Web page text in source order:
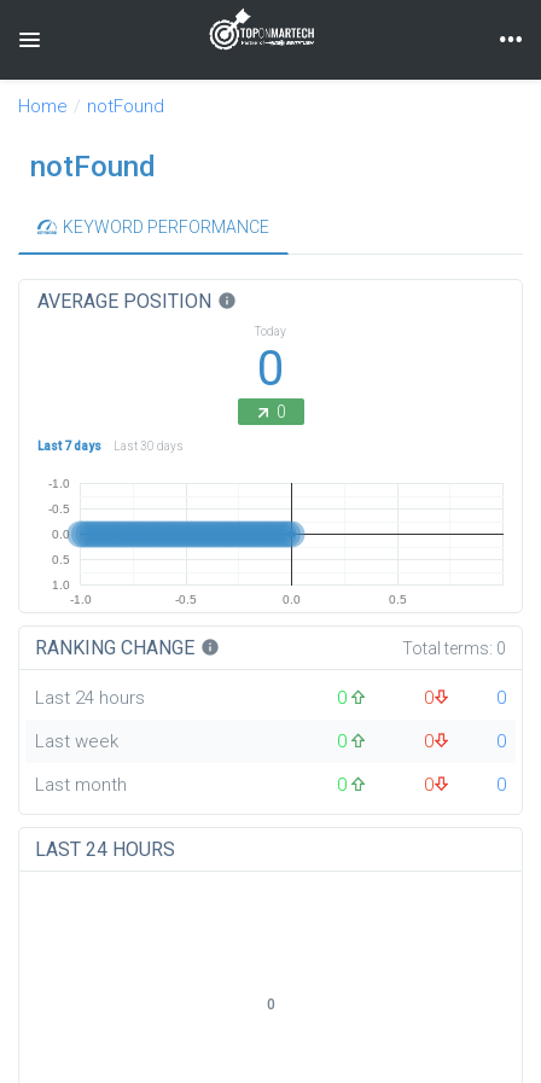
Toggle navigation
Home notFound
notFound
KEYWORD PERFORMANCE
AVERAGE POSITION info
Today
0
0
Last 7 days Last 30 days
-1.0 -0.5 0.0 0.5
-1.0
-0.5
0.0
0.5
1.0
RANKING CHANGE info Total terms: 0
Last 24 hours 0 0
0
Last week
0 0
0
Last month
0 0 0
LAST 24 HOURS
0